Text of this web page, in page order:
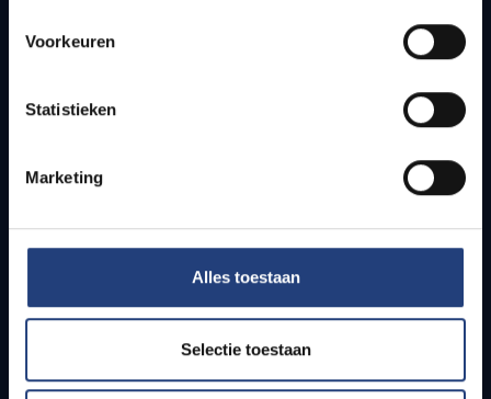
Voorkeuren
Statistieken
Marketing
Alles toestaan
Selectie toestaan
How to get to the VUB campuses
Students
PhD students
Teachers and secondary schools